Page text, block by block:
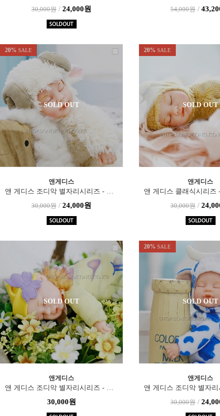
30,000원 / 24,000원 54,000원 /
20% SALE
SOLD OUT
앤게디스
앤 게디스 조디악 별자리시리즈 - 양자리(22cm)
30,000원 / 24,000원
20% SALE
SOLD OUT
앤게디스
30,000원 /
SOLD OUT
앤게디스
앤 게디스 조디악 별자리시리즈 - 쌍둥이자리(22cm)
30,000원
20% SALE
SOLD OUT
앤게디스
30,000원 /